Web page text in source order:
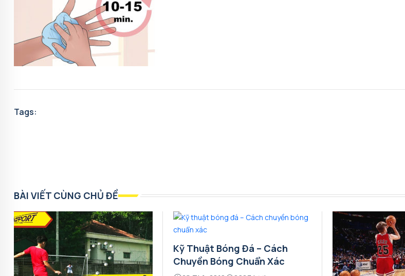
Tags:
BÀI VIẾT CÙNG CHỦ ĐỀ
Kỹ Thuật Bóng Đá – Cách
Chuyền Bóng Chuẩn Xác